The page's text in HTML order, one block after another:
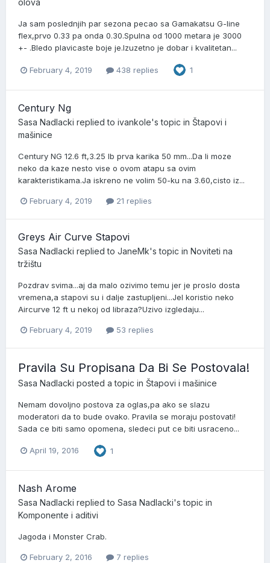
olova
Ja sam poslednjih par sezona pecao sa Gamakatsu G-line
flex,prvo 0.33 pa onda 0.30.Spulna od 1000 metara je 3000
+- .Bledo plavicaste boje je.Izuzetno je dobar i kvalitetan...
February 4, 2019 438 replies 1
Century Ng
Sasa Nadlacki replied to ivankole's topic in Štapovi i
mašinice
Century NG 12.6 ft,3.25 lb prva karika 50 mm...Da li moze
neko da kaze nesto vise o ovom atapu sa ovim
karakteristikama.Ja iskreno ne volim 50-ku na 3.60,cisto iz...
February 4, 2019 21 replies
Greys Air Curve Stapovi
Sasa Nadlacki replied to JaneMk's topic in Noviteti na
tržištu
Pozdrav svima...aj da malo ozivimo temu jer je proslo dosta
vremena,a stapovi su i dalje zastupljeni...Jel koristio neko
Aircurve 12 ft u nekoj od libraza?Uzivo izgledaju...
February 4, 2019 53 replies
Pravila Su Propisana Da Bi Se Postovala!
Sasa Nadlacki posted a topic in Štapovi i mašinice
Nemam dovoljno postova za oglas,pa ako se slazu
moderatori da to bude ovako. Pravila se moraju postovati!
Sada ce biti samo opomena, sledeci put ce biti usraceno...
April 19, 2016 1
Nash Arome
Sasa Nadlacki replied to Sasa Nadlacki's topic in
Komponente i aditivi
Jagoda i Monster Crab.
February 2, 2016 7 replies